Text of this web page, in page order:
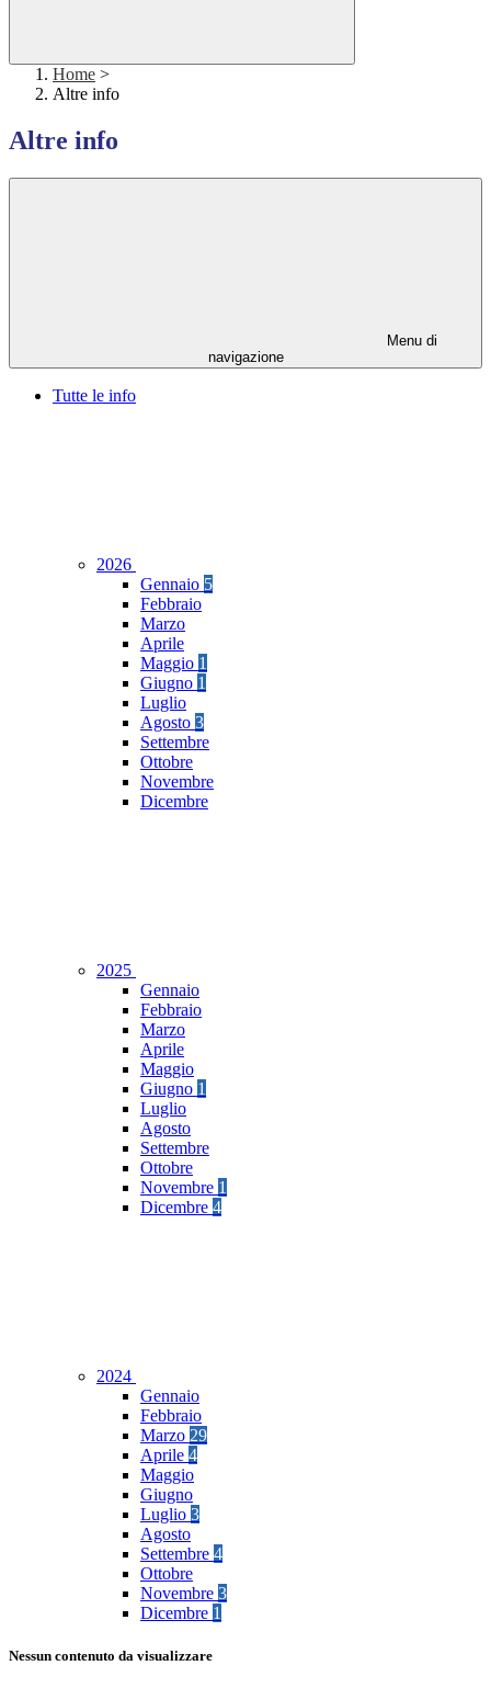
Home >
Altre info
Altre info
Menu di
navigazione
Tutte le info
2026
Gennaio 5
Febbraio
Marzo
Aprile
Maggio 1
Giugno 1
Luglio
Agosto 3
Settembre
Ottobre
Novembre
Dicembre
2025
Gennaio
Febbraio
Marzo
Aprile
Maggio
Giugno 1
Luglio
Agosto
Settembre
Ottobre
Novembre 1
Dicembre 4
2024
Gennaio
Febbraio
Marzo 29
Aprile 4
Maggio
Giugno
Luglio 3
Agosto
Settembre 4
Ottobre
Novembre 3
Dicembre 1
Nessun contenuto da visualizzare